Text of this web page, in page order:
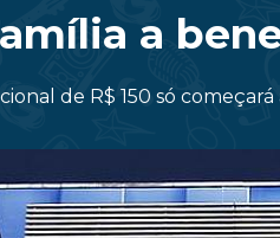
a
de R$ 150 só